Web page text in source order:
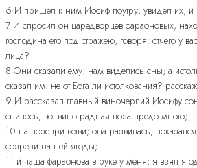
6 И пришел к ним Иосиф поутру, увидел их, и
7 И спросил он царедворцев фараоновых,
господина его под стражею, говоря: отчего у
лица?
8 Они сказали ему: нам виделись сны; а
сказал им: не от Бога ли истолкования?
9 И рассказал главный виночерпий Иосифу
снилось, вот виноградная лоза предо мною;
10 на лозе три ветви; она развилась,
созрели на ней ягоды;
11 и чаша фараонова в руке у меня; я взял